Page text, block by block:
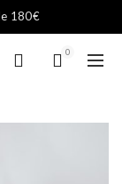
180€
0